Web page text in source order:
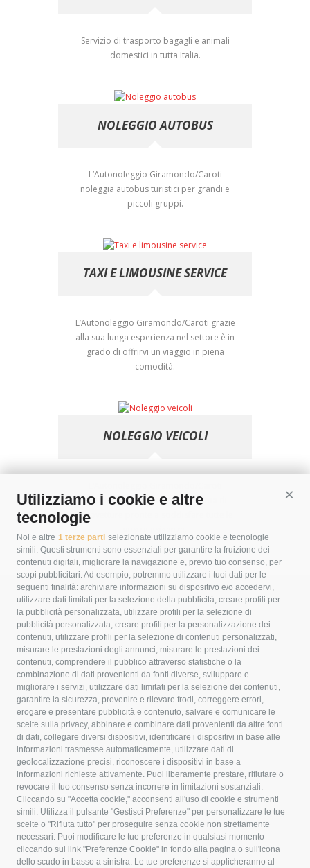
Utilizziamo i cookie e altre
tecnologie
Noi e altre 1 terze parti selezionate utilizziamo cookie e tecnologie
simili. Questi strumenti sono essenziali per garantire la fruizione dei
contenuti digitali, migliorare la navigazione e, previo tuo consenso, per
scopi pubblicitari. Ad esempio, potremmo utilizzare i tuoi dati per le
seguenti finalità: archiviare informazioni su dispositivo e/o accedervi,
utilizzare dati limitati per la selezione della pubblicità, creare profili per
la pubblicità personalizzata, utilizzare profili per la selezione di
pubblicità personalizzata, creare profili per la personalizzazione dei
contenuti, utilizzare profili per la selezione di contenuti personalizzati,
misurare le prestazioni degli annunci, misurare le prestazioni dei
contenuti, comprendere il pubblico attraverso statistiche o la
combinazione di dati provenienti da fonti diverse, sviluppare e
migliorare i servizi, utilizzare dati limitati per la selezione dei contenuti,
garantire la sicurezza, prevenire e rilevare frodi, correggere errori,
erogare e presentare pubblicità e contenuto, salvare e comunicare le
scelte sulla privacy, abbinare e combinare dati provenienti da altre fonti
di dati, collegare diversi dispositivi, identificare i dispositivi in base alle
informazioni trasmesse automaticamente, utilizzare dati di
geolocalizzazione precisi, riconoscere i dispositivi in base a
informazioni richieste attivamente. Puoi liberamente prestare, rifiutare o
revocare il tuo consenso senza incorrere in limitazioni sostanziali.
Cliccando su "Accetta cookie," acconsenti all'uso di cookie e strumenti
simili. Utilizza il pulsante "Gestisci Preferenze" per personalizzare le tue
scelte o "Rifiuta tutto" per proseguire senza cookie non strettamente
necessari. Puoi modificare le tue preferenze in qualsiasi momento
cliccando sul link "Preferenze Cookie" in fondo alla pagina o sull'icona
dello scudo in basso a sinistra. Le tue preferenze si applicheranno al
Servizio di trasporto bagagli e animali
domestici in tutta Italia.
NOLEGGIO AUTOBUS
L’Autonoleggio Giramondo/Caroti
noleggia autobus turistici per grandi e
piccoli gruppi.
TAXI E LIMOUSINE SERVICE
L’Autonoleggio Giramondo/Caroti grazie
alla sua lunga esperienza nel settore è in
grado di offrirvi un viaggio in piena
comodità.
NOLEGGIO VEICOLI
dispone di una vastissima gamma di
autovetture pronte a soddisfare tutte le
AUTONOLEGGIO
GIRAMONDO SRL
Cod. Fisc. e P.IVA: 01075780526
Capitale sociale : € 10.000,00 i.v.
Sede:
Via Toppo Basso , 4 - Fraz. Macciano - 53043 Chiusi
(SI)
CONTATTI
Tel: +39 0578 275026